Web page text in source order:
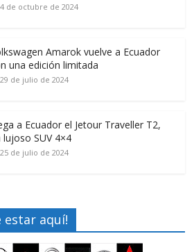
4 de octubre de 2024
Amarok vuelve a Ecuador
una edición limitada
29 de julio de 2024
a Ecuador el Jetour Traveller T2,
lujoso SUV 4×4
25 de julio de 2024
estar aquí!